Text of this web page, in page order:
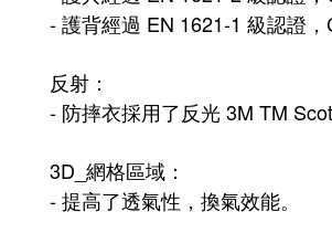
- 護背經過 EN 1621-1 級認證，
反射：
- 防摔衣採用了反光 3M TM
3D_網格區域：
- 提高了透氣性，換氣效能。